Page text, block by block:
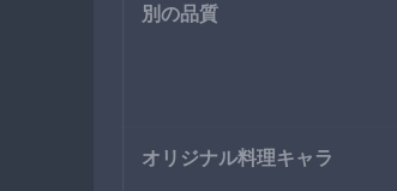
別の品質
オリジナル料理キャラ